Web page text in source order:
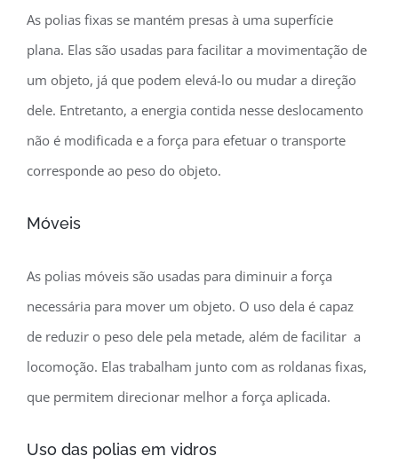
As polias fixas se mantém presas à uma superfície
plana. Elas são usadas para facilitar a movimentação de
um objeto, já que podem elevá-lo ou mudar a direção
dele. Entretanto, a energia contida nesse deslocamento
não é modificada e a força para efetuar o transporte
corresponde ao peso do objeto.
Móveis
As polias móveis são usadas para diminuir a força
necessária para mover um objeto. O uso dela é capaz
de reduzir o peso dele pela metade, além de facilitar a
locomoção. Elas trabalham junto com as roldanas fixas,
que permitem direcionar melhor a força aplicada.
Uso das polias em vidros